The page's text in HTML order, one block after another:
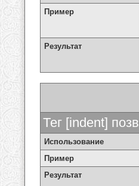
Пример
Результат
Тег [indent]
Использование
Пример
Результат